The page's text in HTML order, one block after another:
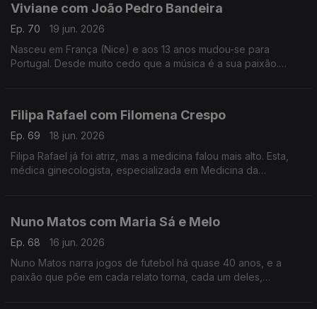
Viviane com João Pedro Bandeira
Ep. 70
19 jun. 2026
Nasceu em França (Nice) e aos 13 anos mudou-se para
Portugal. Desde muito cedo que a música é a sua paixão.
Filipa Rafael com Filomena Crespo
Ep. 69
18 jun. 2026
Filipa Rafael já foi atriz, mas a medicina falou mais alto. Esta,
médica ginecologista, especializada em Medicina da
Nuno Matos com Maria Sá e Melo
Ep. 68
16 jun. 2026
Nuno Matos narra jogos de futebol há quase 40 anos, e a
paixão que põe em cada relato torna, cada um deles,